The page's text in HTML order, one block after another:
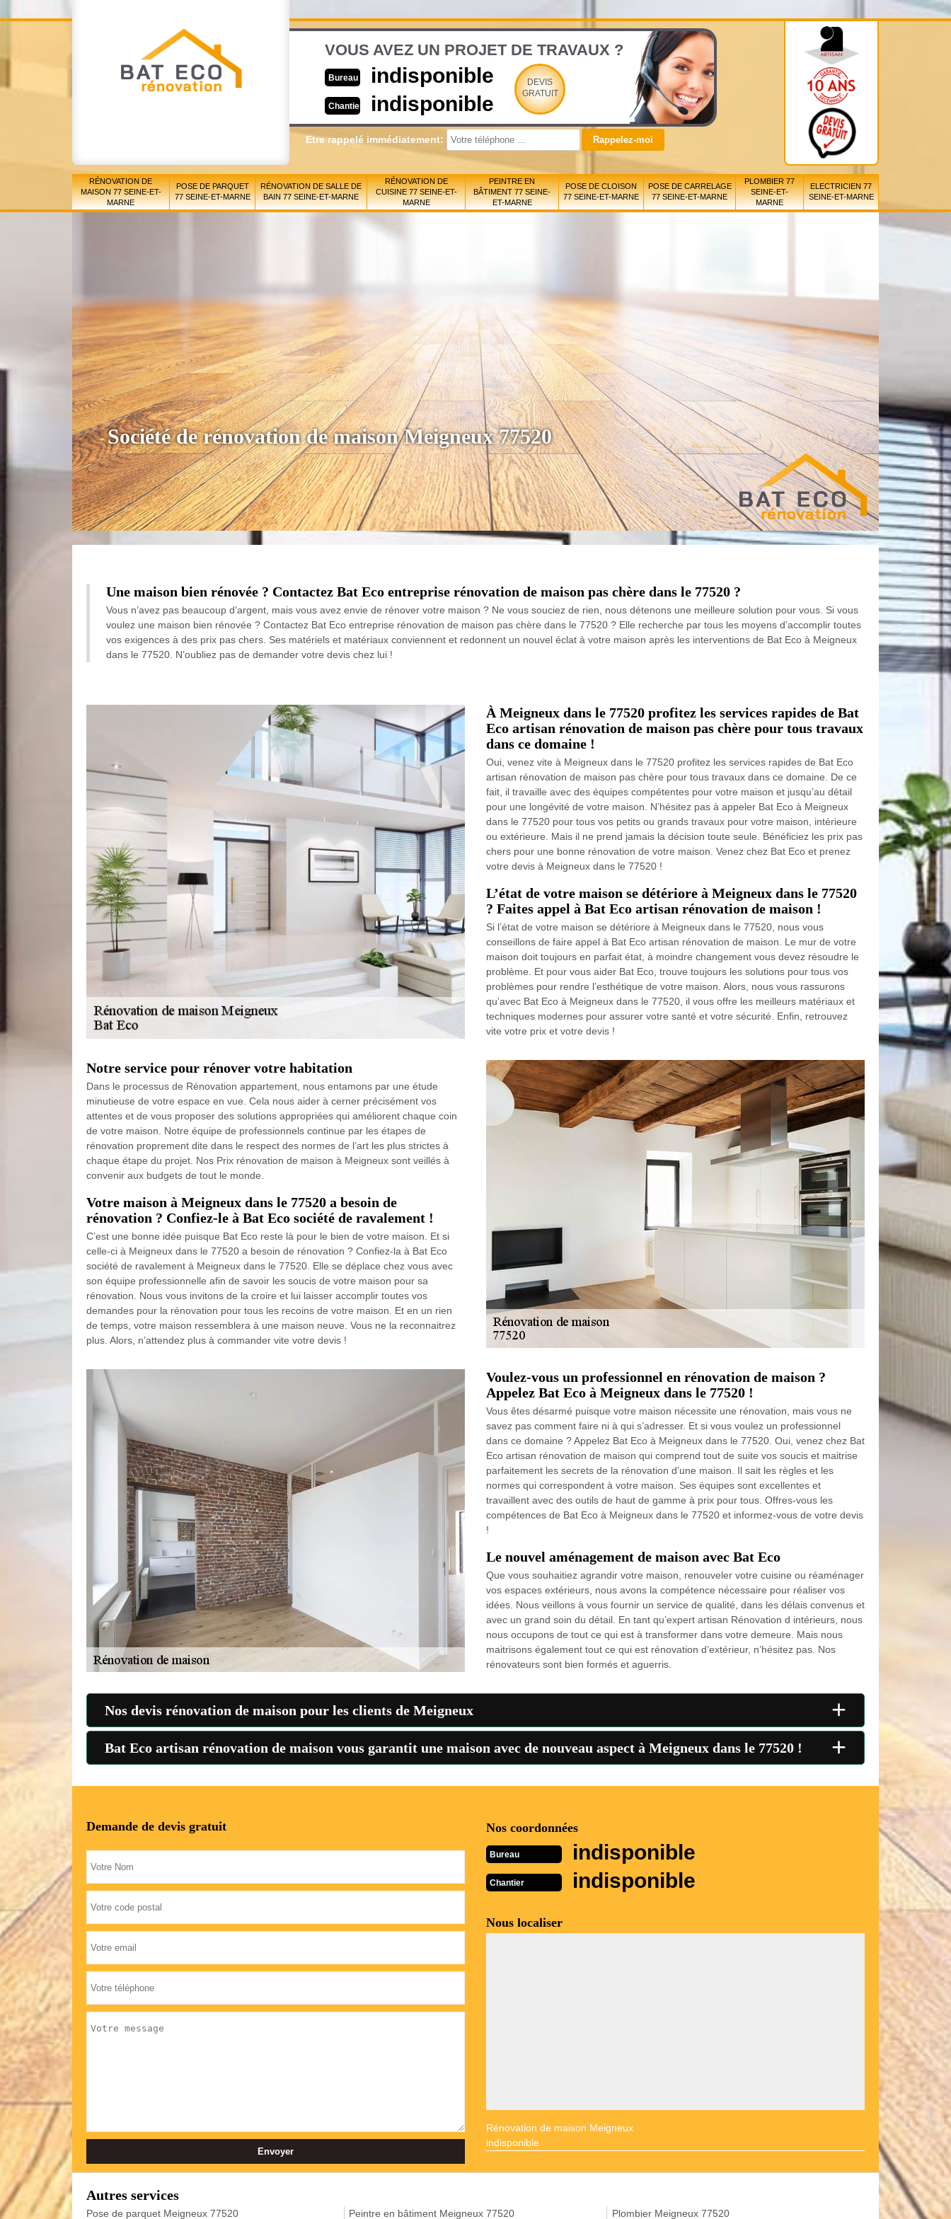
VOUS AVEZ UN PROJET DE TRAVAUX ?
Bureau indisponible
Chantier indisponible
DEVIS
GRATUIT
Etre rappelé immédiatement:
RÉNOVATION DE
MAISON 77 SEINE-ET-
MARNE
POSE DE PARQUET
77 SEINE-ET-MARNE
RÉNOVATION DE SALLE DE
BAIN 77 SEINE-ET-MARNE
RÉNOVATION DE
CUISINE 77 SEINE-ET-
MARNE
PEINTRE EN
BÂTIMENT 77 SEINE-
ET-MARNE
POSE DE CLOISON
77 SEINE-ET-MARNE
POSE DE CARRELAGE
77 SEINE-ET-MARNE
PLOMBIER 77
SEINE-ET-
MARNE
ELECTRICIEN 77
SEINE-ET-MARNE
Société de rénovation de maison Meigneux 77520
Une maison bien rénovée ? Contactez Bat Eco entreprise rénovation de maison pas chère dans le 77520 ?
Vous n’avez pas beaucoup d’argent, mais vous avez envie de rénover votre maison ? Ne vous souciez de rien, nous détenons une meilleure solution pour vous. Si vous
voulez une maison bien rénovée ? Contactez Bat Eco entreprise rénovation de maison pas chère dans le 77520 ? Elle recherche par tous les moyens d’accomplir toutes
vos exigences à des prix pas chers. Ses matériels et matériaux conviennent et redonnent un nouvel éclat à votre maison après les interventions de Bat Eco à Meigneux
dans le 77520. N’oubliez pas de demander votre devis chez lui !
À Meigneux dans le 77520 profitez les services rapides de Bat
Eco artisan rénovation de maison pas chère pour tous travaux
dans ce domaine !
Oui, venez vite à Meigneux dans le 77520 profitez les services rapides de Bat Eco
artisan rénovation de maison pas chère pour tous travaux dans ce domaine. De ce
fait, il travaille avec des équipes compétentes pour votre maison et jusqu’au détail
pour une longévité de votre maison. N’hésitez pas à appeler Bat Eco à Meigneux
dans le 77520 pour tous vos petits ou grands travaux pour votre maison, intérieure
ou extérieure. Mais il ne prend jamais la décision toute seule. Bénéficiez les prix pas
chers pour une bonne rénovation de votre maison. Venez chez Bat Eco et prenez
votre devis à Meigneux dans le 77520 !
L’état de votre maison se détériore à Meigneux dans le 77520
? Faites appel à Bat Eco artisan rénovation de maison !
Si l’état de votre maison se détériore à Meigneux dans le 77520, nous vous
conseillons de faire appel à Bat Eco artisan rénovation de maison. Le mur de votre
maison doit toujours en parfait état, à moindre changement vous devez résoudre le
problème. Et pour vous aider Bat Eco, trouve toujours les solutions pour tous vos
problèmes pour rendre l’esthétique de votre maison. Alors, nous vous rassurons
qu’avec Bat Eco à Meigneux dans le 77520, il vous offre les meilleurs matériaux et
techniques modernes pour assurer votre santé et votre sécurité. Enfin, retrouvez
vite votre prix et votre devis !
Notre service pour rénover votre habitation
Dans le processus de Rénovation appartement, nous entamons par une étude
minutieuse de votre espace en vue. Cela nous aider à cerner précisément vos
attentes et de vous proposer des solutions appropriées qui améliorent chaque coin
de votre maison. Notre équipe de professionnels continue par les étapes de
rénovation proprement dite dans le respect des normes de l’art les plus strictes à
chaque étape du projet. Nos Prix rénovation de maison à Meigneux sont veillés à
convenir aux budgets de tout le monde.
Votre maison à Meigneux dans le 77520 a besoin de
rénovation ? Confiez-le à Bat Eco société de ravalement !
C’est une bonne idée puisque Bat Eco reste là pour le bien de votre maison. Et si
celle-ci à Meigneux dans le 77520 a besoin de rénovation ? Confiez-la à Bat Eco
société de ravalement à Meigneux dans le 77520. Elle se déplace chez vous avec
son équipe professionnelle afin de savoir les soucis de votre maison pour sa
rénovation. Nous vous invitons de la croire et lui laisser accomplir toutes vos
demandes pour la rénovation pour tous les recoins de votre maison. Et en un rien
de temps, votre maison ressemblera à une maison neuve. Vous ne la reconnaitrez
plus. Alors, n’attendez plus à commander vite votre devis !
Voulez-vous un professionnel en rénovation de maison ?
Appelez Bat Eco à Meigneux dans le 77520 !
Vous êtes désarmé puisque votre maison nécessite une rénovation, mais vous ne
savez pas comment faire ni à qui s’adresser. Et si vous voulez un professionnel
dans ce domaine ? Appelez Bat Eco à Meigneux dans le 77520. Oui, venez chez Bat
Eco artisan rénovation de maison qui comprend tout de suite vos soucis et maitrise
parfaitement les secrets de la rénovation d’une maison. Il sait les règles et les
normes qui correspondent à votre maison. Ses équipes sont excellentes et
travaillent avec des outils de haut de gamme à prix pour tous. Offres-vous les
compétences de Bat Eco à Meigneux dans le 77520 et informez-vous de votre devis
!
Le nouvel aménagement de maison avec Bat Eco
Que vous souhaitiez agrandir votre maison, renouveler votre cuisine ou réaménager
vos espaces extérieurs, nous avons la compétence nécessaire pour réaliser vos
idées. Nous veillons à vous fournir un service de qualité, dans les délais convenus et
avec un grand soin du détail. En tant qu’expert artisan Rénovation d intérieurs, nous
nous occupons de tout ce qui est à transformer dans votre demeure. Mais nous
maitrisons également tout ce qui est rénovation d’extérieur, n’hésitez pas. Nos
rénovateurs sont bien formés et aguerris.
Nos devis rénovation de maison pour les clients de Meigneux +
Bat Eco artisan rénovation de maison vous garantit une maison avec de nouveau aspect à Meigneux dans le 77520 ! +
Demande de devis gratuit Nos coordonnées
Bureau indisponible
Chantier indisponible
Nous localiser
Rénovation de maison Meigneux
indisponible
Autres services
Pose de parquet Meigneux 77520 Peintre en bâtiment Meigneux 77520 Plombier Meigneux 77520